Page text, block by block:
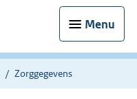
Menu
Zorggegevens